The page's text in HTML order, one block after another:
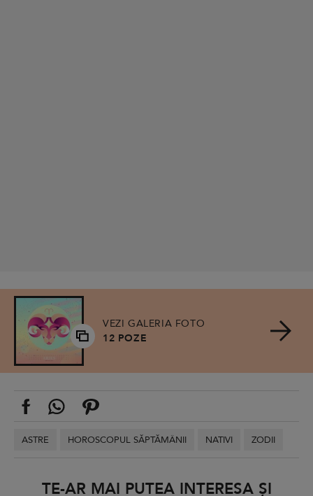
VEZI GALERIA FOTO
12 POZE
ASTRE HOROSCOPUL SĂPTĂMÂNII NATIVI ZODII
TE-AR MAI PUTEA INTERESA ȘI